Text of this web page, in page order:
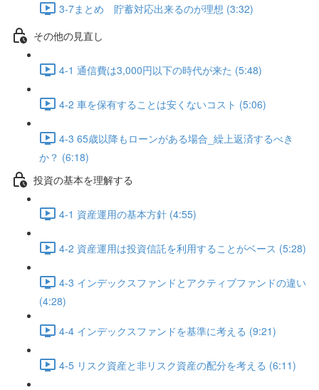
3-7まとめ 貯蓄対応出来るのが理想 (3:32)
その他の見直し
4-1 通信費は3,000円以下の時代が来た (5:48)
4-2 車を保有することは安くないコスト (5:06)
4-3 65歳以降もローンがある場合_繰上返済するべき
か？ (6:18)
投資の基本を理解する
4-1 資産運用の基本方針 (4:55)
4-2 資産運用は投資信託を利用することがベース (5:28)
4-3 インデックスファンドとアクティブファンドの違い
(4:28)
4-4 インデックスファンドを基準に考える (9:21)
4-5 リスク資産と非リスク資産の配分を考える (6:11)